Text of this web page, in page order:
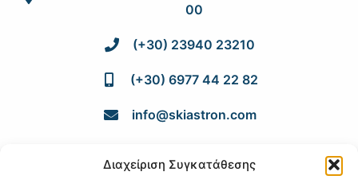
Διαχείριση Συγκατάθεσης
00
(+30) 23940 23210
(+30) 6977 44 22 82
info@skiastron.com
πληκτρολογείστε στους χάρτες Google: